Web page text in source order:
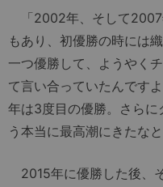
「2002年、そして2007
もあり、初優勝の時には
一つ優勝して、ようやく
て言い合っていたんです
年は3度目の優勝。さら
う本当に最高潮にきたな
2015年に優勝した後、